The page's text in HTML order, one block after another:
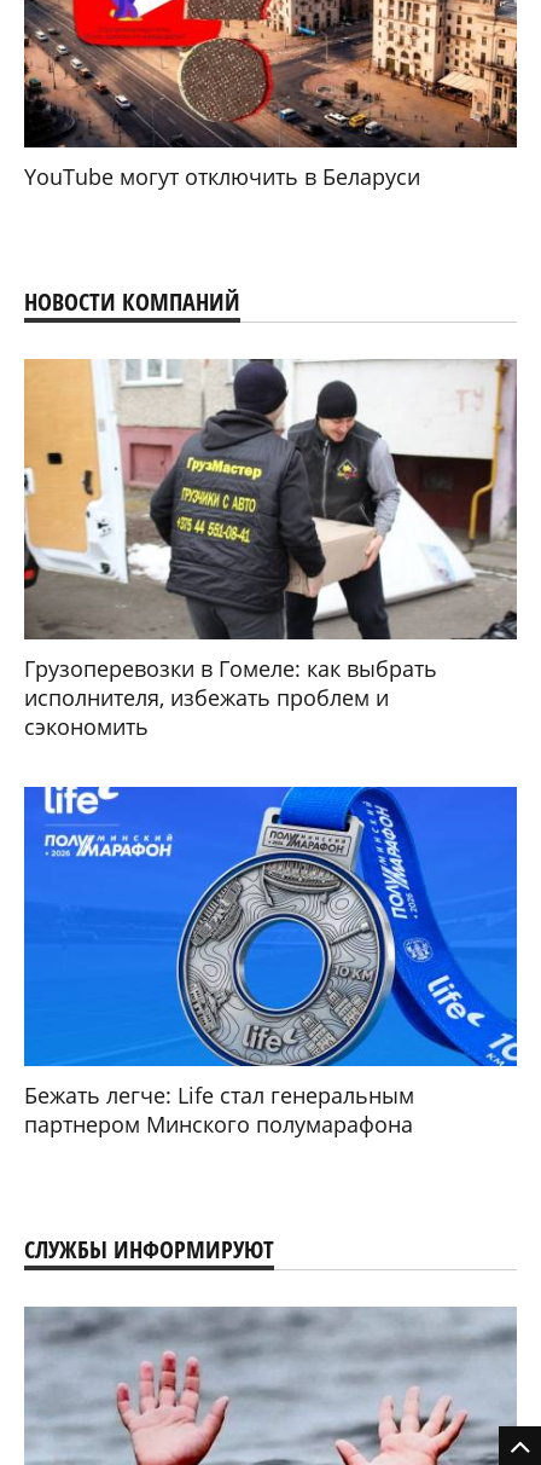
YouTube могут отключить в Беларуси
НОВОСТИ КОМПАНИЙ
Грузоперевозки в Гомеле: как выбрать
исполнителя, избежать проблем и
сэкономить
Бежать легче: Life стал генеральным
партнером Минского полумарафона
СЛУЖБЫ ИНФОРМИРУЮТ